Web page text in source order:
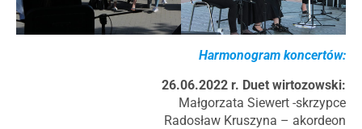
Harmonogram koncertów:
26.06.2022 r. Duet wirtozowski:
Małgorzata Siewert -skrzypce
Radosław Kruszyna – akordeon